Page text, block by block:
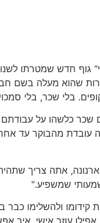
חדש שמטרתו
שהוא מעלה בשם
בלי שכר, בלי
חברי מועצה, אך רובם
עובדת מהבוקר
אתה צריך
שמשפיע."
ולהשלימו כבר